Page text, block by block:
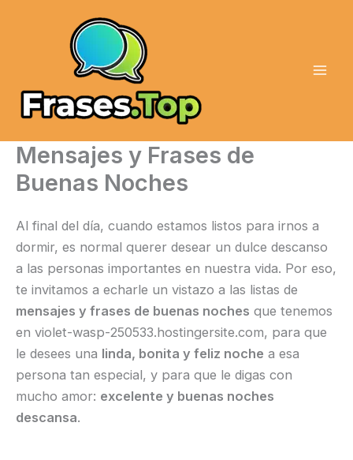
Mensajes y Frases de
Buenas Noches
Al final del día, cuando estamos listos para irnos a
dormir, es normal querer desear un dulce descanso
a las personas importantes en nuestra vida. Por eso,
te invitamos a echarle un vistazo a las listas de
mensajes y frases de buenas noches que tenemos
en violet-wasp-250533.hostingersite.com, para que
le desees una linda, bonita y feliz noche a esa
persona tan especial, y para que le digas con
mucho amor: excelente y buenas noches
descansa.